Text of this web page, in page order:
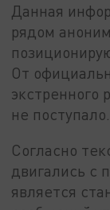
Данная
рядом
От
экстренного
не поступало.
Согласно
двигались с
является